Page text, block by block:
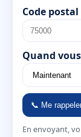
Code postal
Quand
📞 Me
En envoyant,